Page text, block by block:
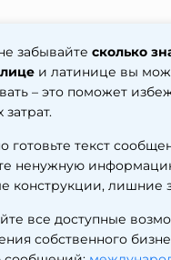
забывайте сколько
и латинице вы
– это поможет
готовьте текст
ненужную
конструкции, лишние
все доступные
собственного